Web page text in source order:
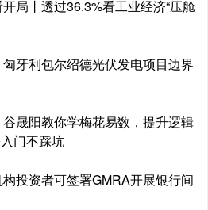
局丨透过36.3%看工业经济“压舱
牙利包尔绍德光伏发电项目边界
晟阳教你学梅花易数，提升逻辑
门不踩坑
投资者可签署GMRA开展银行间